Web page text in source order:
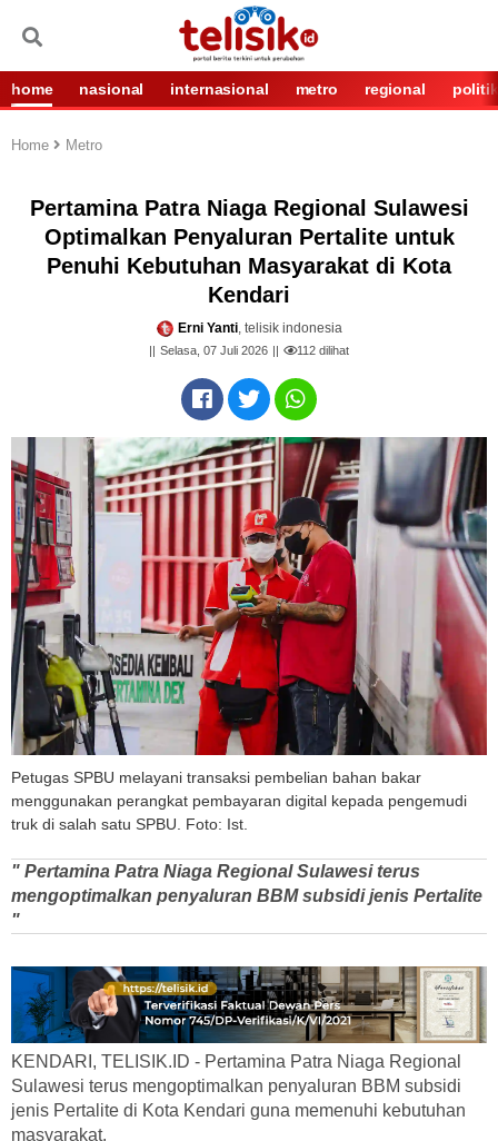
home nasional internasional metro regional politik
Home Metro
Pertamina Patra Niaga Regional Sulawesi
Optimalkan Penyaluran Pertalite untuk
Penuhi Kebutuhan Masyarakat di Kota
Kendari
Erni Yanti, telisik indonesia
Selasa, 07 Juli 2026 112 dilihat
Petugas SPBU melayani transaksi pembelian bahan bakar
menggunakan perangkat pembayaran digital kepada pengemudi
truk di salah satu SPBU. Foto: Ist.
" Pertamina Patra Niaga Regional Sulawesi terus
mengoptimalkan penyaluran BBM subsidi jenis Pertalite
"
KENDARI, TELISIK.ID - Pertamina Patra Niaga Regional
Sulawesi terus mengoptimalkan penyaluran BBM subsidi
jenis Pertalite di Kota Kendari guna memenuhi kebutuhan
masyarakat.